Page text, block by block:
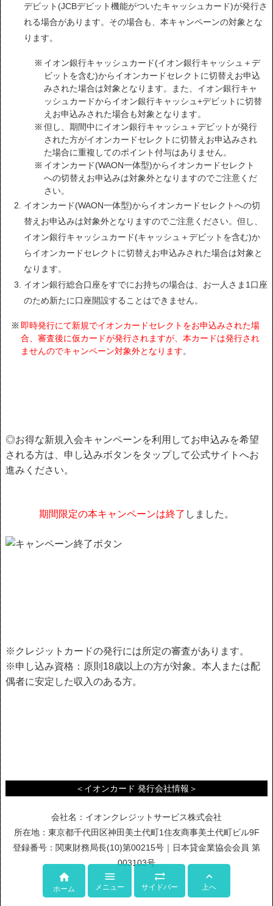
デビット(JCBデビット機能がついたキャッシュカード)が発行さ
れる場合があります。その場合も、本キャンペーンの対象とな
ります。
イオン銀行キャッシュカード(イオン銀行キャッシュ＋デ
ビットを含む)からイオンカードセレクトに切替えお申込
みされた場合は対象となります。また、イオン銀行キャ
ッシュカードからイオン銀行キャッシュ+デビットに切替
えお申込みされた場合も対象となります。
但し、期間中にイオン銀行キャッシュ＋デビットが発行
された方がイオンカードセレクトに切替えお申込みされ
た場合に重複してのポイント付与はありません。
イオンカード(WAON一体型)からイオンカードセレクト
への切替えお申込みは対象外となりますのでご注意くだ
さい。
イオンカード(WAON一体型)からイオンカードセレクトへの切
替えお申込みは対象外となりますのでご注意ください。但し、
イオン銀行キャッシュカード(キャッシュ＋デビットを含む)か
らイオンカードセレクトに切替えお申込みされた場合は対象と
なります。
イオン銀行総合口座をすでにお持ちの場合は、お一人さま1口座
のため新たに口座開設することはできません。
即時発行にて新規でイオンカードセレクトをお申込みされた場
合、審査後に仮カードが発行されますが、本カードは発行され
ませんのでキャンペーン対象外となります。
◎お得な新規入会キャンペーンを利用してお申込みを希望
される方は、申し込みボタンをタップして公式サイトへお
進みください。
期間限定の本キャンペーンは終了 しました。
※クレジットカードの発行には所定の審査があります。
※申し込み資格：原則18歳以上の方が対象。本人または配
偶者に安定した収入のある方。
＜イオンカード 発行会社情報＞
会社名：イオンクレジットサービス株式会社
所在地：東京都千代田区神田美土代町1住友商事美土代町ビル9F
登録番号：関東財務局長(10)第00215号｜日本貸金業協会会員 第
003103号

ホーム

メニュー

サイドバー

上へ